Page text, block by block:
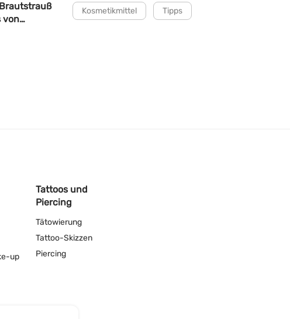
von
Kosmetikmittel Tipps
up
Tattoos und
Piercing
Tätowierung
Tattoo-Skizzen
Piercing